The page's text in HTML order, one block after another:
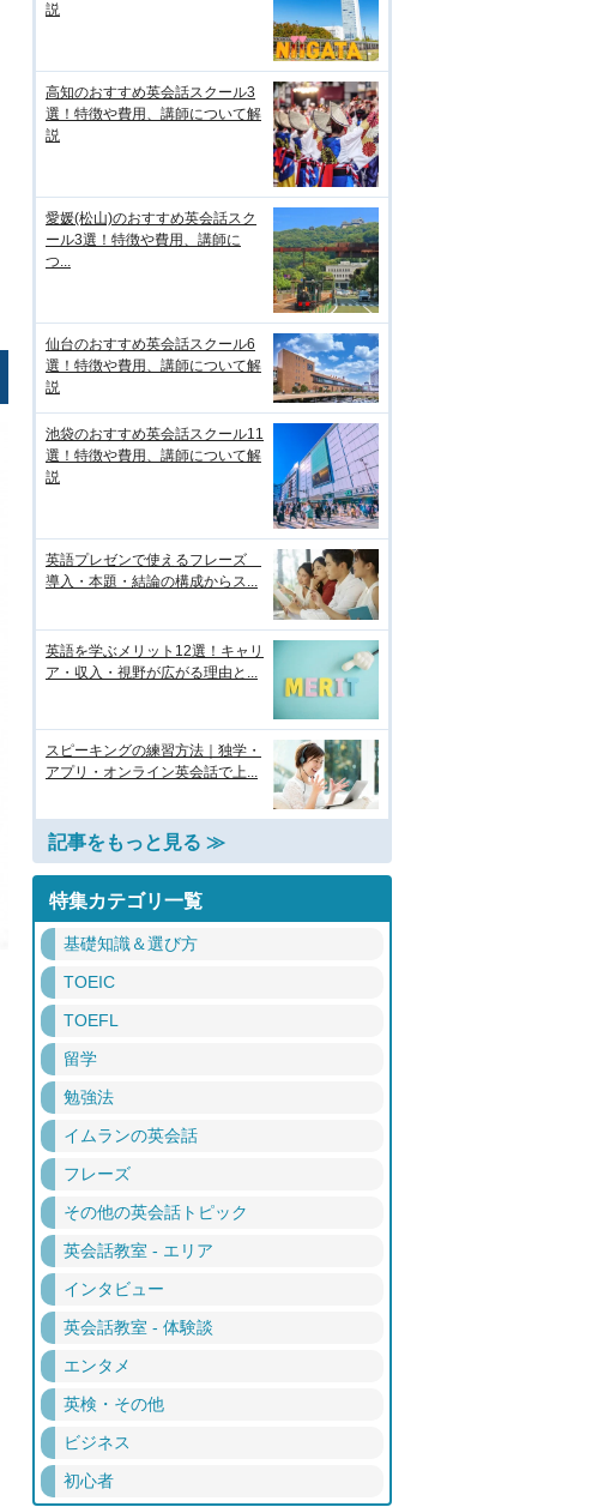
説
高知のおすすめ英会話スクール3
選！特徴や費用、講師について解
説
愛媛(松山)のおすすめ英会話スク
ール3選！特徴や費用、講師に
つ...
仙台のおすすめ英会話スクール6
選！特徴や費用、講師について解
説
池袋のおすすめ英会話スクール11
選！特徴や費用、講師について解
説
英語プレゼンで使えるフレーズ
導入・本題・結論の構成からス...
英語を学ぶメリット12選！キャリ
ア・収入・視野が広がる理由と...
スピーキングの練習方法｜独学・
アプリ・オンライン英会話で上...
記事をもっと見る ≫
特集カテゴリ一覧
基礎知識＆選び方
TOEIC
TOEFL
留学
勉強法
イムランの英会話
フレーズ
その他の英会話トピック
英会話教室 - エリア
インタビュー
英会話教室 - 体験談
エンタメ
英検・その他
ビジネス
初心者